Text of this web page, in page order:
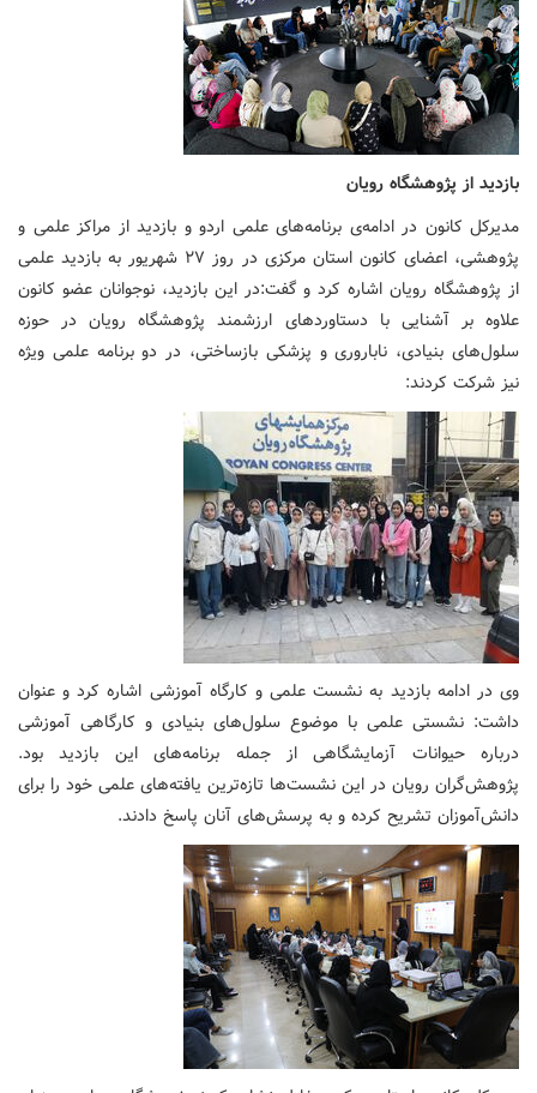
بازدید از پژوهشگاه رویان
مدیرکل کانون در ادامه‌ی برنامه‌های علمی اردو و بازدید از مراکز علمی و
پژوهشی، اعضای کانون استان مرکزی در روز ۲۷ شهریور به بازدید علمی
از پژوهشگاه رویان اشاره کرد و گفت:در این بازدید، نوجوانان عضو کانون
علاوه بر آشنایی با دستاوردهای ارزشمند پژوهشگاه رویان در حوزه
سلول‌های بنیادی، ناباروری و پزشکی بازساختی، در دو برنامه علمی ویژه
نیز شرکت کردند:
وی در ادامه بازدید به نشست علمی و کارگاه آموزشی اشاره کرد و عنوان
داشت: نشستی علمی با موضوع سلول‌های بنیادی و کارگاهی آموزشی
درباره حیوانات آزمایشگاهی از جمله برنامه‌های این بازدید بود.
پژوهش‌گران رویان در این نشست‌ها تازه‌ترین یافته‌های علمی خود را برای
دانش‌آموزان تشریح کرده و به پرسش‌های آنان پاسخ دادند.